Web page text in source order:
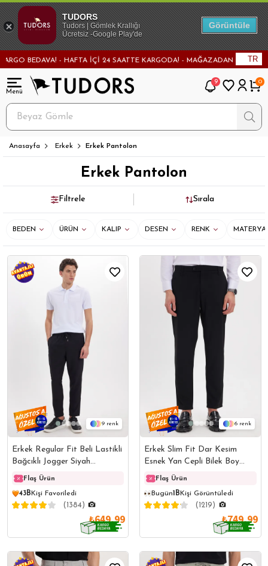
- MAĞAZADAN DEĞİŞİM VE İADE İMKANI!500 TL VE ÜZERİ TR
9 0
Anasayfa Erkek Erkek Pantolon
Erkek Pantolon
Filtrele Sırala
BEDEN ÜRÜN KALIP DESEN RENK
9
Erkek Regular Fit Beli Lastikli
Bağcıklı Jogger Siyah
Pantolon Rahat Kesim Yan
Cepli
Flaş Ürün Flaş Ürün
43B Kişi Favoriledi
(1384)
₺649,99
6
Erkek Slim Fit Dar Kesim
Esnek Yan Cepli Bilek Boy
Canvas Kesim Siyah Pantolon
Flaş Ürün
30,7B
337Kişinin Sepetinde
Bugün1BKişi Görüntüledi
(1219)
₺749,99
TUDORS
Tudors | Gömlek Krallığı
Ücretsiz -Google Play'de
Görüntüle